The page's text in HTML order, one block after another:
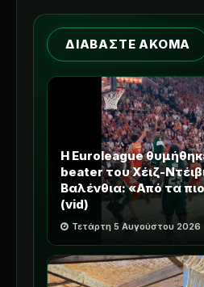
ΔΙΑΒΑΣΤΕ ΑΚΟΜΑ
Η Euroleague
beater του Χέιζ-
Βαλένθια: «Από τα
(vid)
Τετάρτη 5 Αυγούστου 2026